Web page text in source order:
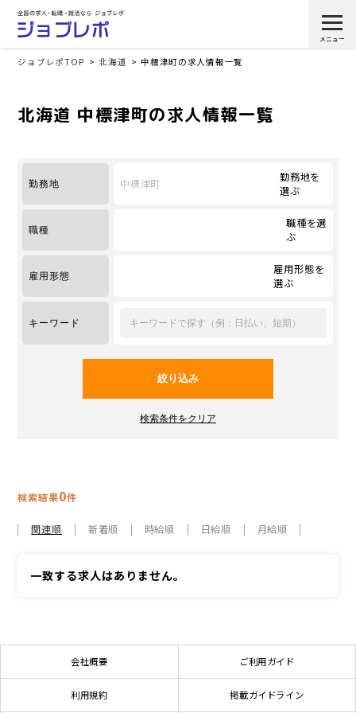
ジョブレポTOP 北海道 中標津町の求人情報一覧
北海道 中標津町の求人情報一覧
勤務地 中標津町
勤務地を
選ぶ
職種
職種を選
ぶ
雇用形態
雇用形態を
選ぶ
キーワード
検索結果0件
関連順 新着順 時給順 日給順 月給順
一致する求人はありません。
会社概要 ご利用ガイド
利用規約 掲載ガイドライン